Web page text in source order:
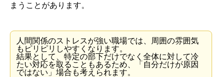
まうことがあります。
人間関係のストレスが強い職場では、周囲の雰囲気
もピリピリしやすくなります。
結果として、特定の部下だけでなく全体に対して冷
たい対応を取ることもあるため、「自分だけが原因
ではない」場合も考えられます。